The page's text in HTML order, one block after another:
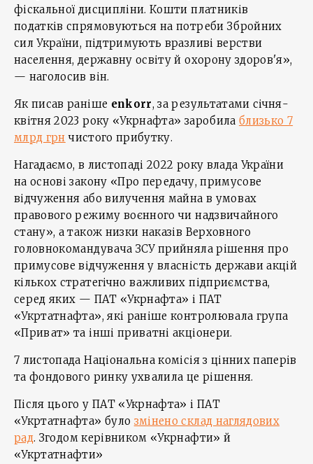
фіскальної дисципліни. Кошти платників
податків спрямовуються на потреби Збройних
сил України, підтримують вразливі верстви
населення, державну освіту й охорону здоров'я»,
— наголосив він.
Як писав раніше enkorr, за результатами січня-
квітня 2023 року «Укрнафта» заробила близько 7
млрд грн чистого прибутку.
Нагадаємо, в листопаді 2022 року влада України
на основі закону «Про передачу, примусове
відчуження або вилучення майна в умовах
правового режиму воєнного чи надзвичайного
стану», а також низки наказів Верховного
головнокомандувача ЗСУ прийняла рішення про
примусове відчуження у власність держави акцій
кількох стратегічно важливих підприємства,
серед яких — ПАТ «Укрнафта» і ПАТ
«Укртатнафта», які раніше контролювала група
«Приват» та інші приватні акціонери.
7 листопада Національна комісія з цінних паперів
та фондового ринку ухвалила це рішення.
Після цього у ПАТ «Укрнафта» і ПАТ
«Укртатнафта» було змінено склад наглядових
рад. Згодом керівником «Укрнафти» й
«Укртатнафти»